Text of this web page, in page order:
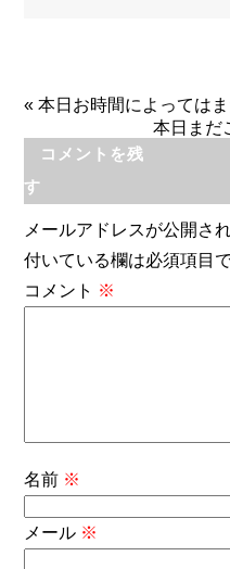
«本日お時間によっては
本日まだ
コメントを残
す
メールアドレスが公開さ
付いている欄は必須項目
コメント ※
名前 ※
メール ※